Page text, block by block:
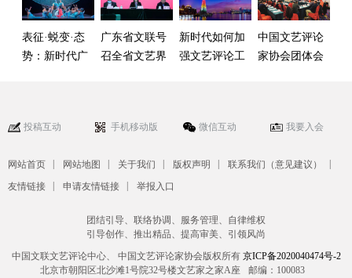
表征·蜕变·态
势：新时代广
广东省文联号
召全省文艺界
新时代如何加
强文艺评论工
中国文艺评论
家协会团体会
投稿互动 手机移动版 微信互动 我要入会
网站首页 | 网站地图 | 关于我们 | 版权声明 | 联系我们（意见建议） |
友情链接 | 申请友情链接 | 举报入口
团结引导、联络协调、服务管理、自律维权
引导创作、推出精品、提高审美、引领风尚
中国文联文艺评论中心、 中国文艺评论家协会版权所有 京ICP备2020040474号-2
北京市朝阳区北沙滩1号院32号楼文艺家之家A座
邮编：100083